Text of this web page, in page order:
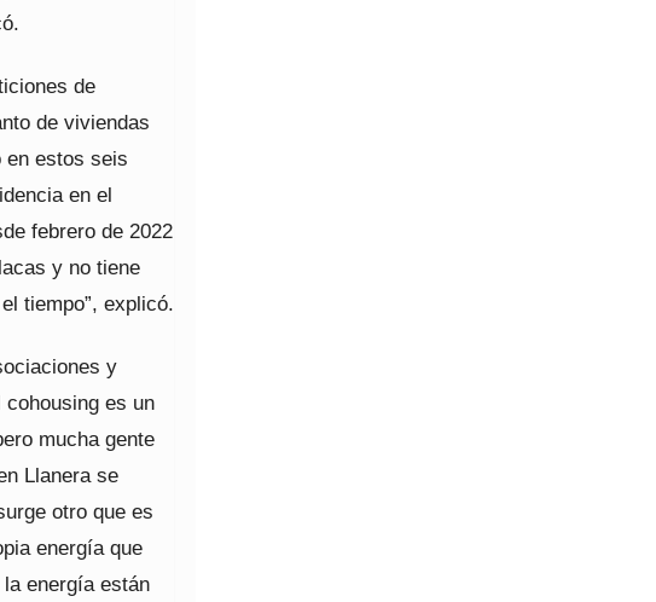
de
de viviendas
en estos seis
en el
febrero de 2022
y no tiene
tiempo”, explicó.
y
es un
mucha gente
Llanera se
otro que es
energía que
energía están